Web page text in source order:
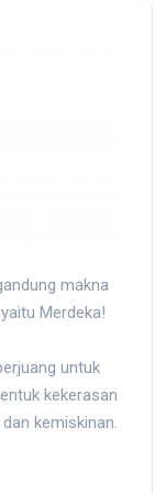
makna
Merdeka!
untuk
kekerasan
kemiskinan.